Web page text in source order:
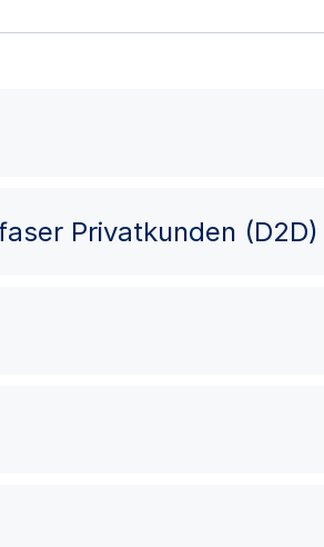
Privatkunden (D2D)